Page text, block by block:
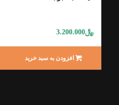
﷼3.200.000
افزودن به سبد خرید